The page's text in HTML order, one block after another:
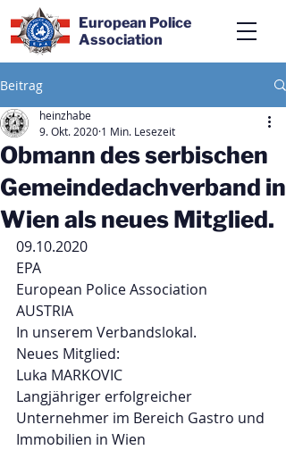
European Police
Association
Beitrag
Obmann des serbischen
Gemeindedachverband in
Wien als neues Mitglied.
heinzhabe
9. Okt. 2020 1 Min. Lesezeit
09.10.2020
EPA
European Police Association
AUSTRIA
In unserem Verbandslokal.
Neues Mitglied:
Luka MARKOVIC
Langjähriger erfolgreicher
Unternehmer im Bereich Gastro und
Immobilien in Wien